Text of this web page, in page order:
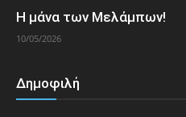
Η μάνα των Μελάμπων!
10/05/2026
Δημοφιλή